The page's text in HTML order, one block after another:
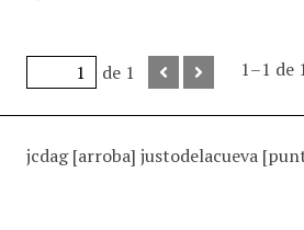
de 1 1–1 de
jcdag [arroba] justodelacueva